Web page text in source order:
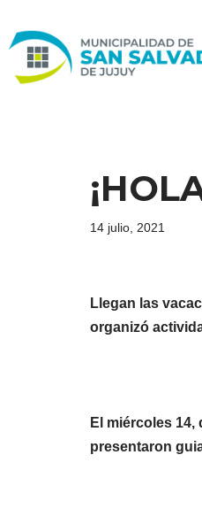
Ir
al
14 julio, 2021
Llegan las
organizó
El miércoles
presentaron